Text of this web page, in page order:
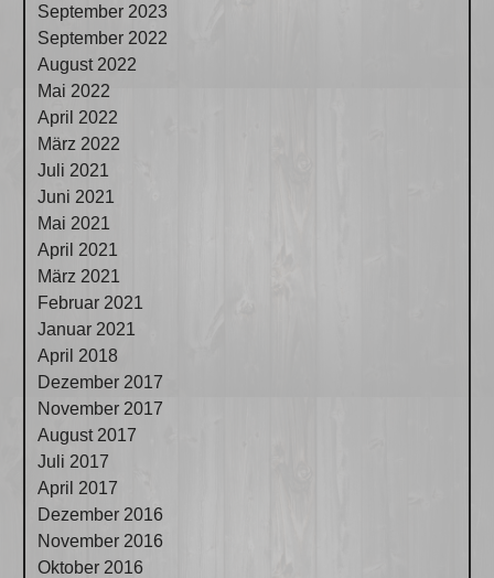
September 2023
September 2022
August 2022
Mai 2022
April 2022
März 2022
Juli 2021
Juni 2021
Mai 2021
April 2021
März 2021
Februar 2021
Januar 2021
April 2018
Dezember 2017
November 2017
August 2017
Juli 2017
April 2017
Dezember 2016
November 2016
Oktober 2016